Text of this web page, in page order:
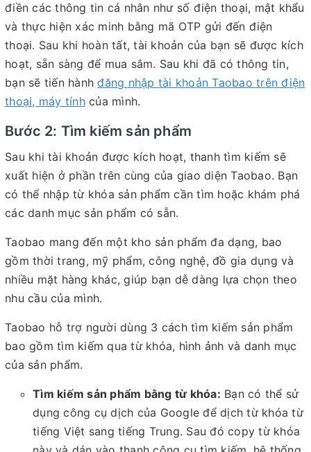
điền các thông tin cá nhân như số điện thoại, mật khẩu
và thực hiện xác minh bằng mã OTP gửi đến điện
thoại. Sau khi hoàn tất, tài khoản của bạn sẽ được kích
hoạt, sẵn sàng để mua sắm. Sau khi đã có thông tin,
bạn sẽ tiến hànhđăng nhập tài khoản Taobao trên điện
thoại, máy tínhcủa mình.
Bước 2: Tìm kiếm sản phẩm
Sau khi tài khoản được kích hoạt, thanh tìm kiếm sẽ
xuất hiện ở phần trên cùng của giao diện Taobao. Bạn
có thể nhập từ khóa sản phẩm cần tìm hoặc khám phá
các danh mục sản phẩm có sẵn.
Taobao mang đến một kho sản phẩm đa dạng, bao
gồm thời trang, mỹ phẩm, công nghệ, đồ gia dụng và
nhiều mặt hàng khác, giúp bạn dễ dàng lựa chọn theo
nhu cầu của mình.
Taobao hỗ trợ người dùng 3 cách tìm kiếm sản phẩm
bao gồm tìm kiếm qua từ khóa, hình ảnh và danh mục
của sản phẩm.
Tìm kiếm sản phẩm bằng từ khóa: Bạn có thể sử
dụng công cụ dịch của Google để dịch từ khóa từ
tiếng Việt sang tiếng Trung. Sau đó copy từ khóa